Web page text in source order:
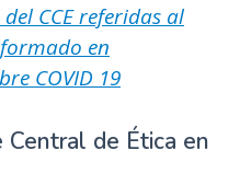
CCE referidas al
en
COVID 19
Central de Ética en